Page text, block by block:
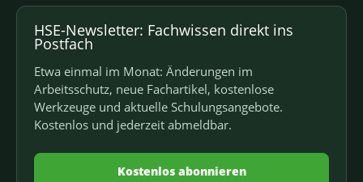
HSE-Newsletter: Fachwissen direkt ins
Postfach
Etwa einmal im Monat: Änderungen im
Arbeitsschutz, neue Fachartikel, kostenlose
Werkzeuge und aktuelle Schulungsangebote.
Kostenlos und jederzeit abmeldbar.
Kostenlos abonnieren